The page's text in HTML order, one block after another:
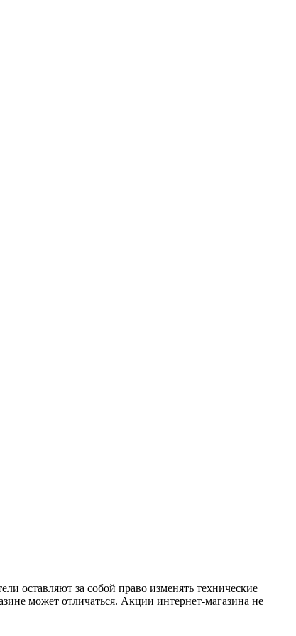
оставляют за собой право изменять технические
может отличаться. Акции интернет-магазина не